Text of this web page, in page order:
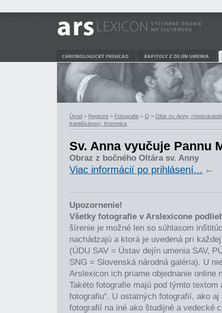
Úvod > Registre > Fotografie > O > Oltár sv. Anny,
františkánov), Kremnica
Sv. Anna vyučuje Pannu
Obraz z bočného Oltára sv. Anny
Viac informácií po prihlásení...
Upozornenie!
Všetky fotografie v Arslexicone
šírenie je možné len so súhlasom
nachádzajú a ktorá je uvedená pri
(ÚDU SAV = Ústav dejín umenia SAV,
SNG = Slovenská národná galéria). U
Arslexicon ich priame objednanie online
Takéto fotografie majú pod týmto
fotografiu“. U ostatných fotografií, ako
fotografií na iné ako študijné a vedecké